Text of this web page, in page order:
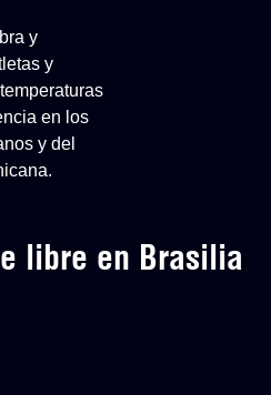
y
y
en los
y del
libre en Brasilia